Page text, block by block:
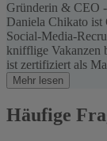
Gründerin & CEO
Daniela Chikato ist
Social-Media-
knifflige Vakanzen
ist zertifiziert als
Mehr lesen
Häufige